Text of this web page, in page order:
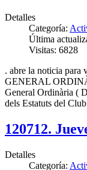
Detalles
Categoría:
Última
Visitas: 6828
. abre la noticia para
GENERAL
General Ordinària (
dels Estatuts del
120712.
Detalles
Categoría: